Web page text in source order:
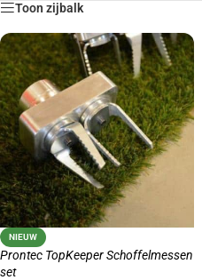
Toon zijbalk
NIEUW
Prontec TopKeeper Schoffelmessen
set